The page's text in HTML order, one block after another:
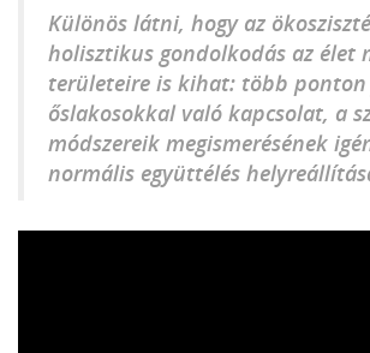
Különös látni, hogy az
holisztikus gondolkodás az élet
területeire is kihat: több
őslakosokkal való kapcsolat, a
módszereik megismerésének
normális együttélés